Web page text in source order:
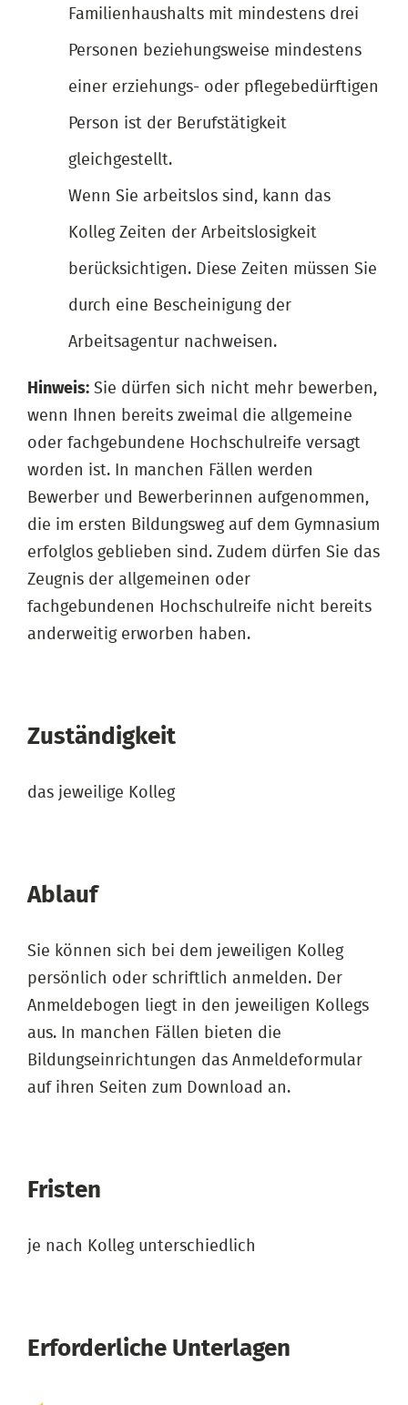
Familienhaushalts mit mindestens drei
Personen beziehungsweise mindestens
einer erziehungs- oder pflegebedürftigen
Person ist der Berufstätigkeit
gleichgestellt.
Wenn Sie arbeitslos sind, kann das
Kolleg Zeiten der Arbeitslosigkeit
berücksichtigen. Diese Zeiten müssen Sie
durch eine Bescheinigung der
Arbeitsagentur nachweisen.
Hinweis: Sie dürfen sich nicht mehr bewerben,
wenn Ihnen bereits zweimal die allgemeine
oder fachgebundene Hochschulreife versagt
worden ist. In manchen Fällen werden
Bewerber und Bewerberinnen aufgenommen,
die im ersten Bildungsweg auf dem Gymnasium
erfolglos geblieben sind. Zudem dürfen Sie das
Zeugnis der allgemeinen oder
fachgebundenen Hochschulreife nicht bereits
anderweitig erworben haben.
Zuständigkeit
das jeweilige Kolleg
Ablauf
Sie können sich bei dem jeweiligen Kolleg
persönlich oder schriftlich anmelden. Der
Anmeldebogen liegt in den jeweiligen Kollegs
aus. In manchen Fällen bieten die
Bildungseinrichtungen das Anmeldeformular
auf ihren Seiten zum Download an.
Fristen
je nach Kolleg unterschiedlich
Erforderliche Unterlagen